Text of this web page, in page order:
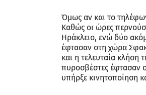
Όμως αν και το
Καθώς οι ώρες
Ηράκλειο, ενώ δύο
έφτασαν στη χώρα
και η τελευταία κλήση
πυροσβέστες έφτασαν
υπήρξε κινητοποίηση